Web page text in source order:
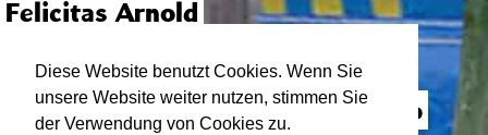
Diese Website benutzt Cookies. Wenn Sie
unsere Website weiter nutzen, stimmen Sie
der Verwendung von Cookies zu.
Felicitas Arnold
PRODUKTIONSLEITUNG
ehrliche arbeit – freies Kulturbüro